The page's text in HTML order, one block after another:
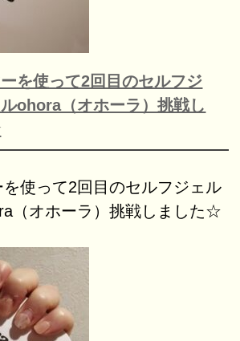
を使って2回目のセルフジ
ohora（オホーラ）挑戦し
使って2回目のセルフジェル
（オホーラ）挑戦しました☆